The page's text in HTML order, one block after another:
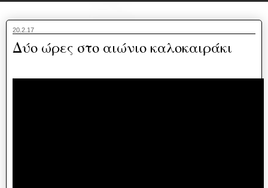
20.2.17
Δύο ώρες στο αιώνιο καλοκαιράκι